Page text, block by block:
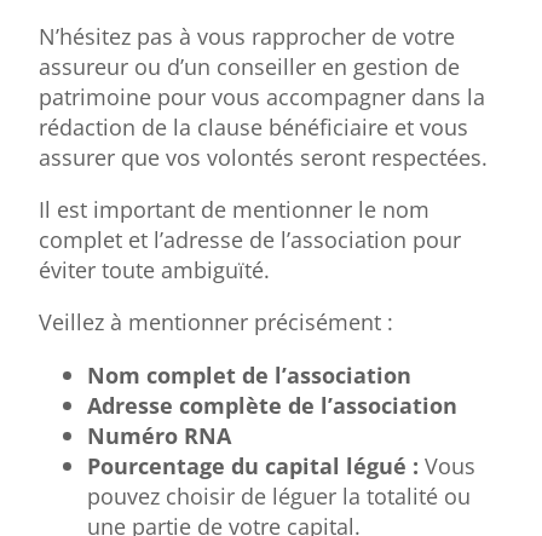
N’hésitez pas à vous rapprocher de votre
assureur ou d’un conseiller en gestion de
patrimoine pour vous accompagner dans la
rédaction de la clause bénéficiaire et vous
assurer que vos volontés seront respectées.
Il est important de mentionner le nom
complet et l’adresse de l’association pour
éviter toute ambiguïté.
Veillez à mentionner précisément :
Nom complet de l’association
Adresse complète de l’association
Numéro RNA
Pourcentage du capital légué : Vous
pouvez choisir de léguer la totalité ou
une partie de votre capital.